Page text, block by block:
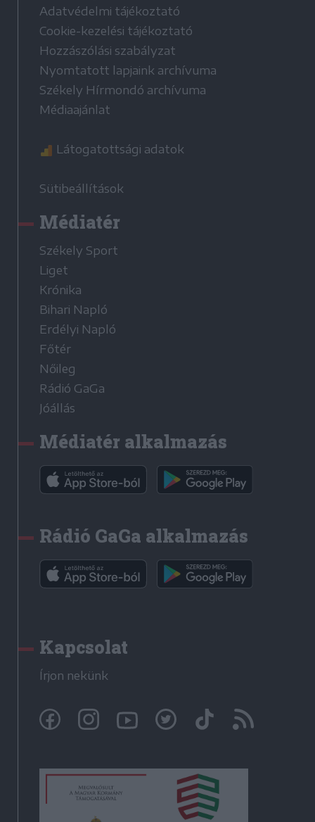
Adatvédelmi tájékoztató
Cookie-kezelési tájékoztató
Hozzászólási szabályzat
Nyomtatott lapjaink archívuma
Székely Hírmondó archívuma
Médiaajánlat
Látogatottsági adatok
Sütibeállítások
Médiatér
Székely Sport
Liget
Krónika
Bihari Napló
Erdélyi Napló
Főtér
Nőileg
Rádió GaGa
Jóállás
Médiatér alkalmazás
Rádió GaGa alkalmazás
Kapcsolat
Írjon nekünk